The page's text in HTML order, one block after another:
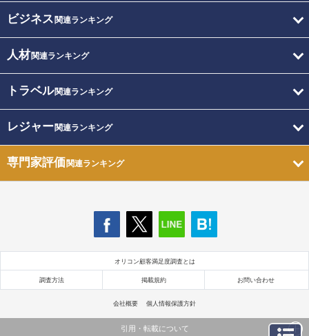
ビジネス 関連ランキング
人材関連ランキング
トラベル関連ランキング
レジャー関連ランキング
専門家評価関連ランキング
オリコン顧客満足度調査とは
調査方法 掲載規約 お問い合わせ
会社概要 個人情報保護方針
引用・転載について